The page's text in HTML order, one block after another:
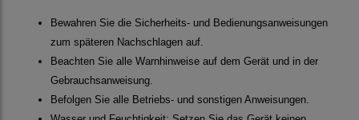
Bewahren Sie die Sicherheits- und Bedienungsanweisungen
zum späteren Nachschlagen auf.
Beachten Sie alle Warnhinweise auf dem Gerät und in der
Gebrauchsanweisung.
Befolgen Sie alle Betriebs- und sonstigen Anweisungen.